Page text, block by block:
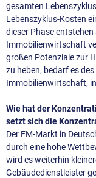
gesamten
Lebenszyklus-Kosten
dieser Phase
Immobilienwirtschaft
großen Potenziale zur
zu heben, bedarf es
Immobilienwirtschaft,
Wie hat der
setzt sich die
Der FM-Markt in
durch eine hohe
wird es weiterhin
Gebäudedienstleister